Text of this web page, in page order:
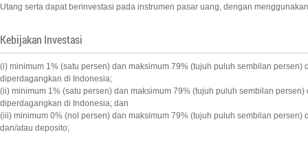
Utang serta dapat berinvestasi pada instrumen pasar uang, dengan
Kebijakan Investasi
(i) minimum 1% (satu persen) dan maksimum 79% (tujuh puluh sembilan
diperdagangkan di Indonesia;
(ii) minimum 1% (satu persen) dan maksimum 79% (tujuh puluh sembilan
diperdagangkan di Indonesia; dan
(iii) minimum 0% (nol persen) dan maksimum 79% (tujuh puluh sembilan
dan/atau deposito;